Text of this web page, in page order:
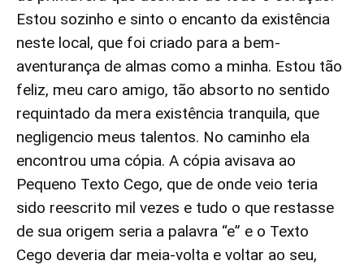
Estou sozinho e sinto o encanto da existência
neste local, que foi criado para a bem-
aventurança de almas como a minha. Estou tão
feliz, meu caro amigo, tão absorto no sentido
requintado da mera existência tranquila, que
negligencio meus talentos. No caminho ela
encontrou uma cópia. A cópia avisava ao
Pequeno Texto Cego, que de onde veio teria
sido reescrito mil vezes e tudo o que restasse
de sua origem seria a palavra “e” e o Texto
Cego deveria dar meia-volta e voltar ao seu,